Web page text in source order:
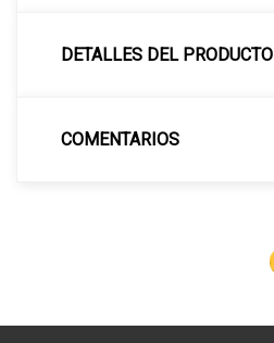
DETALLES DEL PRODUCTO
COMENTARIOS